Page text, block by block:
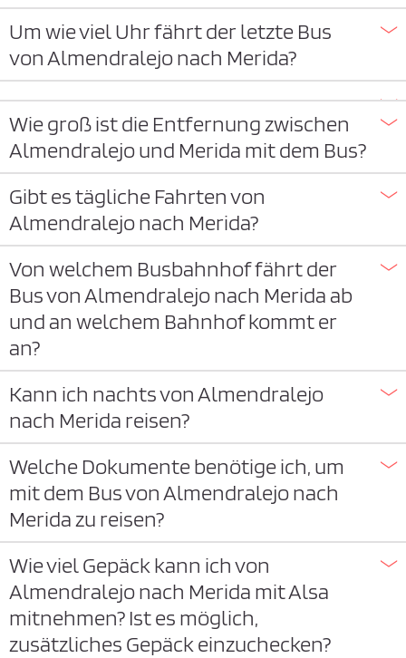
Um wie viel Uhr fährt der letzte Bus
von Almendralejo nach Merida?
Wie groß ist die Entfernung zwischen
Almendralejo und Merida mit dem Bus?
Gibt es tägliche Fahrten von
Almendralejo nach Merida?
Von welchem Busbahnhof fährt der
Bus von Almendralejo nach Merida ab
und an welchem Bahnhof kommt er
an?
Kann ich nachts von Almendralejo
nach Merida reisen?
Welche Dokumente benötige ich, um
mit dem Bus von Almendralejo nach
Merida zu reisen?
Wie viel Gepäck kann ich von
Almendralejo nach Merida mit Alsa
mitnehmen? Ist es möglich,
zusätzliches Gepäck einzuchecken?